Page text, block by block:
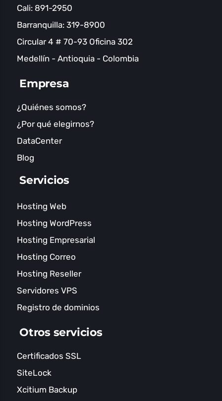
Cali: 891-2950
Barranquilla: 319-8900
Circular 4 # 70-93 Oficina 302
Medellín - Antioquia - Colombia
Empresa
¿Quiénes somos?
¿Por qué elegirnos?
DataCenter
Blog
Servicios
Hosting Web
Hosting WordPress
Hosting Empresarial
Hosting Correo
Hosting Reseller
Servidores VPS
Registro de dominios
Otros servicios
Certificados SSL
SiteLock
Xcitium Backup